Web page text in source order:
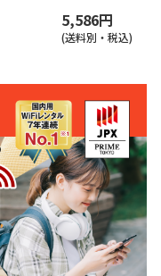
5,586円
(送料別・税込)